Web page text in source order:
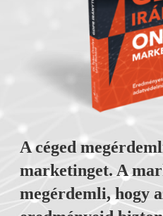
A céged
marketinget. A
megérdemli, hogy